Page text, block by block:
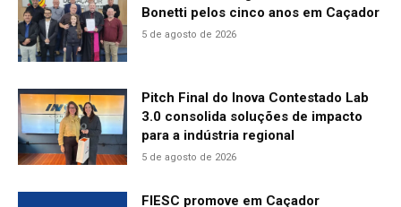
Bonetti pelos cinco anos em Caçador
5 de agosto de 2026
Pitch Final do Inova Contestado Lab
3.0 consolida soluções de impacto
para a indústria regional
5 de agosto de 2026
FIESC promove em Caçador